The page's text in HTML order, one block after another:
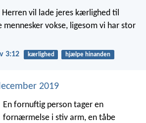
Herren vil lade jeres kærlighed til
mennesker vokse, ligesom vi har stor
3:12 kærlighed
hjælpe hinanden
2019
En fornuftig person tager en
fornærmelse i stiv arm, en tåbe